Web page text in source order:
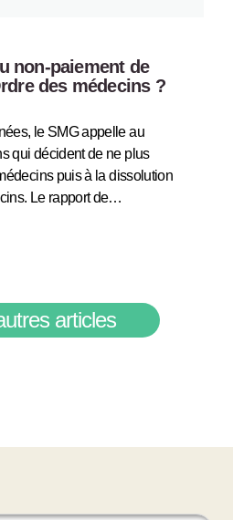
non-paiement de
des médecins ?
le SMG appelle au
qui décident de ne plus
puis à la dissolution
Le rapport de…
articles